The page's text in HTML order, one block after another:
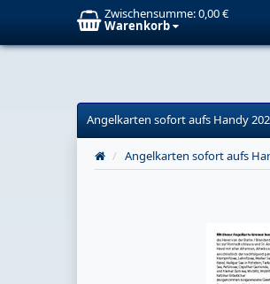
Zwischensumme:0,00 €
Warenkorb
Angelkarten sofort aufs Handy
/ Angelkarten sofort aufs